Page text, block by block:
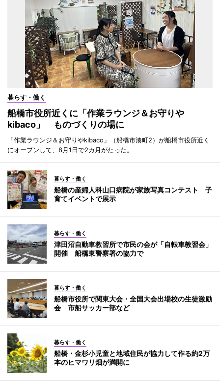
暮らす・働く
船橋市役所近くに「作業ラウンジ＆お守りや
kibaco」 ものづくりの場に
「作業ラウンジ＆お守りやkibaco」（船橋市湊町2）が船橋市役所近く
にオープンして、8月1日で2カ月がたった。
暮らす・働く
船橋の産婦人科山口病院が家族写真コンテスト 子
育てイベントで展示
暮らす・働く
津田沼自動車教習所で市民の会が「自転車教習会」
開催 船橋東警察署の協力で
暮らす・働く
船橋市役所で関東大会・全国大会出場校の生徒激励
会 市船サッカー部など
暮らす・働く
船橋・金杉小児童と地域住民が協力して作る約2万
本のヒマワリ畑が満開に